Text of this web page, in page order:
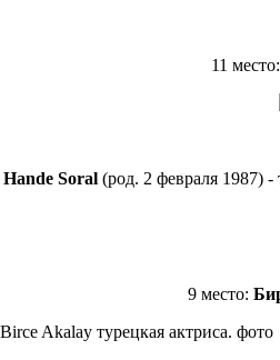
11 место:
Soral(род. 2 февраля 1987) -
9 место: